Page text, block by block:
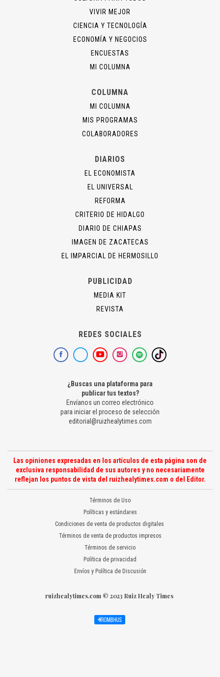
VIVIR MEJOR
CIENCIA Y TECNOLOGÍA
ECONOMÍA Y NEGOCIOS
ENCUESTAS
MI COLUMNA
COLUMNA
MI COLUMNA
MIS PROGRAMAS
COLABORADORES
DIARIOS
EL ECONOMISTA
EL UNIVERSAL
REFORMA
CRITERIO DE HIDALGO
DIARIO DE CHIAPAS
IMAGEN DE ZACATECAS
EL IMPARCIAL DE HERMOSILLO
PUBLICIDAD
MEDIA KIT
REVISTA
REDES SOCIALES
¿Buscas una plataforma para
publicar tus textos?
Envíanos un correo electrónico
para iniciar el proceso de selección
editorial@ruizhealytimes.com
Las opiniones expresadas en los artículos de esta página son de
exclusiva responsabilidad de sus autores y no necesariamente
reflejan los puntos de vista del ruizhealytimes.com o del Editor.
Términos de Uso
Políticas y estándares
Condiciones de venta de productos digitales
Términos de venta de productos impresos
Términos de servicio
Política de privacidad
Envíos y Política de Discusión
ruizhealytimes.com © 2023 Ruiz Healy Times